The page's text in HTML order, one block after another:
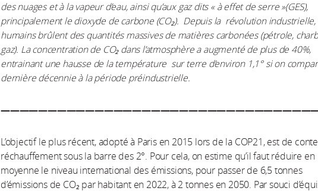
des nuages et à la vapeur d’eau, ainsi qu’aux gaz dits « à effet de serre »(GES),
principalement le dioxyde de carbone (CO₂). Depuis la révolution industrielle,
humains brûlent des quantités massives de matières carbonées (pétrole,
gaz). La concentration de CO₂ dans l’atmosphère a augmenté de plus de 40%,
entrainant une hausse de la température sur terre d’environ 1,1° si on
dernière décennie à la période préindustrielle.
L’objectif le plus récent, adopté à Paris en 2015 lors de la COP21, est de
réchauffement sous la barre des 2°. Pour cela, on estime qu’il faut réduire en
moyenne le niveau international des émissions, pour passer de 6,5 tonnes
d’émissions de CO₂ par habitant en 2022, à 2 tonnes en 2050. Par souci